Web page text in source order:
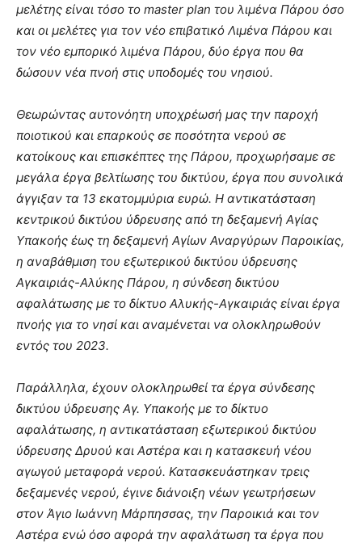
μελέτης είναι τόσο το master plan του λιμένα Πάρου όσο
και οι μελέτες για τον νέο επιβατικό Λιμένα Πάρου και
τον νέο εμπορικό λιμένα Πάρου, δύο έργα που θα
δώσουν νέα πνοή στις υποδομές του νησιού.
Θεωρώντας αυτονόητη υποχρέωσή μας την παροχή
ποιοτικού και επαρκούς σε ποσότητα νερού σε
κατοίκους και επισκέπτες της Πάρου, προχωρήσαμε σε
μεγάλα έργα βελτίωσης του δικτύου, έργα που συνολικά
άγγιξαν τα 13 εκατομμύρια ευρώ. Η αντικατάσταση
κεντρικού δικτύου ύδρευσης από τη δεξαμενή Αγίας
Υπακοής έως τη δεξαμενή Αγίων Αναργύρων Παροικίας,
η αναβάθμιση του εξωτερικού δικτύου ύδρευσης
Αγκαιριάς-Αλύκης Πάρου, η σύνδεση δικτύου
αφαλάτωσης με το δίκτυο Αλυκής-Αγκαιριάς είναι έργα
πνοής για το νησί και αναμένεται να ολοκληρωθούν
εντός του 2023.
Παράλληλα, έχουν ολοκληρωθεί τα έργα σύνδεσης
δικτύου ύδρευσης Αγ. Υπακοής με το δίκτυο
αφαλάτωσης, η αντικατάσταση εξωτερικού δικτύου
ύδρευσης Δρυού και Αστέρα και η κατασκευή νέου
αγωγού μεταφορά νερού. Κατασκευάστηκαν τρεις
δεξαμενές νερού, έγινε διάνοιξη νέων γεωτρήσεων
στον Άγιο Ιωάννη Μάρπησσας, την Παροικιά και τον
Αστέρα ενώ όσο αφορά την αφαλάτωση τα έργα που